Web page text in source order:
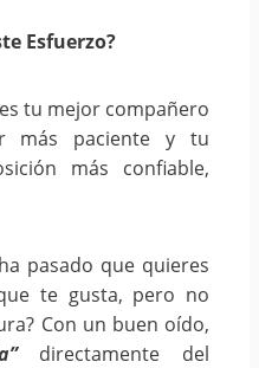
Esfuerzo?
tu mejor compañero
más paciente y tu
más confiable,
pasado que quieres
te gusta, pero no
Con un buen oído,
directamente del